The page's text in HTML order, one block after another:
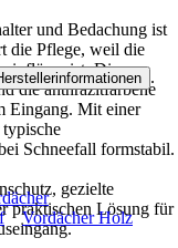
und Bedachung ist
die Pflege, weil die
ist. Die
die anthrazitfarbene
Eingang. Mit einer
Schneefall formstabil.
gezielte
praktischen Lösung für
.
Vordächer Holz